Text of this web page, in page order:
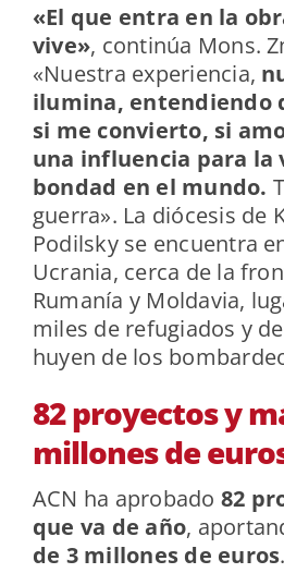
«El que entra en la
vive», continúa Mons.
«Nuestra experiencia,
ilumina, entendiendo
si me convierto, si
una influencia para la
bondad en el mundo.
guerra». La diócesis de
Podilsky se encuentra
Ucrania, cerca de la
Rumanía y Moldavia,
miles de refugiados y
huyen de los
82 proyectos y
millones de
ACN ha aprobado 82
que va de año,
de 3 millones de euros